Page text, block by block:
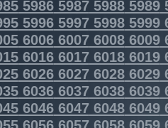
5986598759885989
5996599759985999
6006600760086009
6016601760186019
6026602760286029
6036603760386039
6046604760486049